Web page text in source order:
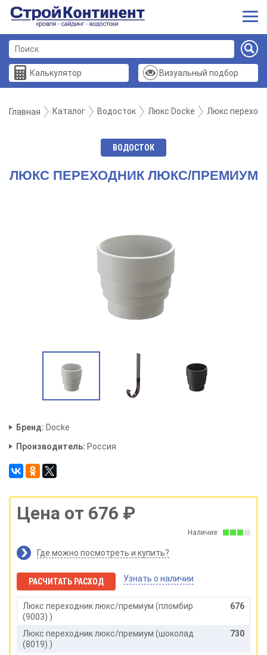
Калькулятор Визуальный подбор
Главная Каталог Водосток Люкс Docke Люкс
ВОДОСТОК
ЛЮКС ПЕРЕХОДНИК ЛЮКС/ПРЕМИУМ
Бренд: Docke
Производитель: Россия
Цена от 676 ₽
Наличие:
Где можно посмотреть и купить?
РАСЧИТАТЬ РАСХОД Узнать о наличии
Люкс переходник люкс/премиум (пломбир
(9003) )
676
Люкс переходник люкс/премиум (шоколад
(8019) )
730